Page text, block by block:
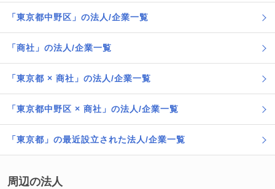
「東京都中野区」の法人/企業一覧
「商社」の法人/企業一覧
「東京都 × 商社」の法人/企業一覧
「東京都中野区 × 商社」の法人/企業一覧
「東京都」の最近設立された法人/企業一覧
周辺の法人